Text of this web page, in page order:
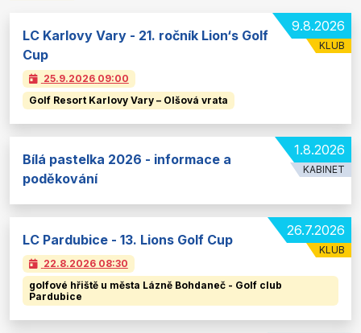
9.8.2026
KLUB
LC Karlovy Vary - 21. ročník Lion‘s Golf
Cup
25.9.2026 09:00
Golf Resort Karlovy Vary – Olšová vrata
1.8.2026
KABINET
Bílá pastelka 2026 - informace a
poděkování
26.7.2026
KLUB
LC Pardubice - 13. Lions Golf Cup
22.8.2026 08:30
golfové hřiště u města Lázně Bohdaneč - Golf club
Pardubice